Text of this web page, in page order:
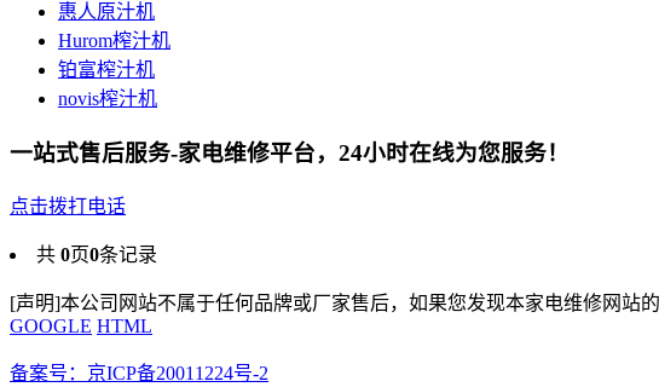
惠人原汁机
Hurom榨汁机
铂富榨汁机
novis榨汁机
一站式售后服务-家电维修平台，24小时在线为您服务！
点击拨打电话
共 0页0条记录
[声明]本公司网站不属于任何品牌或厂家售后，如果您发现本家电维修网站
GOOGLE HTML
备案号：京ICP备20011224号-2